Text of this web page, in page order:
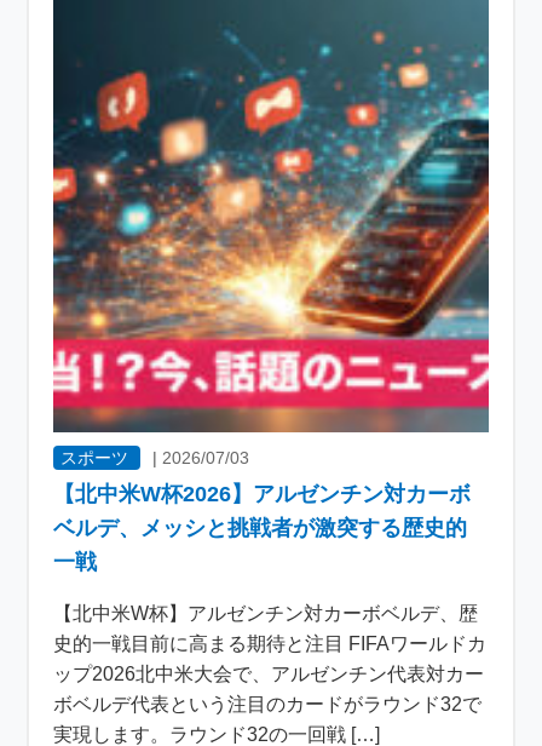
スポーツ | 2026/07/03
【北中米W杯2026】アルゼンチン対カーボ
ベルデ、メッシと挑戦者が激突する歴史的
一戦
【北中米W杯】アルゼンチン対カーボベルデ、歴
史的一戦目前に高まる期待と注目 FIFAワールドカ
ップ2026北中米大会で、アルゼンチン代表対カー
ボベルデ代表という注目のカードがラウンド32で
実現します。ラウンド32の一回戦 […]